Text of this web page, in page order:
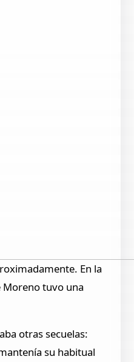
En la
tuvo una
otras secuelas:
su habitual